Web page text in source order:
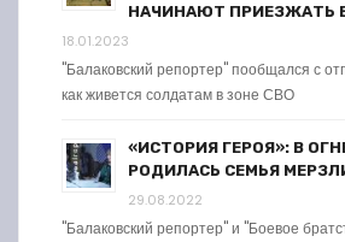
НАЧИНАЮТ ПРИЕЗЖАТЬ
18.01.2023
"Балаковский репортер" пообщался с
как живется солдатам в зоне СВО
«ИСТОРИЯ ГЕРОЯ»: В
РОДИЛАСЬ СЕМЬЯ
29.08.2022
"Балаковский репортер" и "Боевое